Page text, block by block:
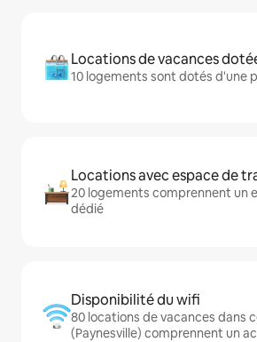
Locations de vacances
10 logements sont dotés d'une
Locations avec espace de
20 logements comprennent un
dédié
Disponibilité du wifi
80 locations de vacances dans
(Paynesville) comprennent un